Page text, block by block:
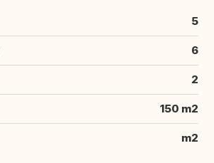
5
6
2
150 m2
m2